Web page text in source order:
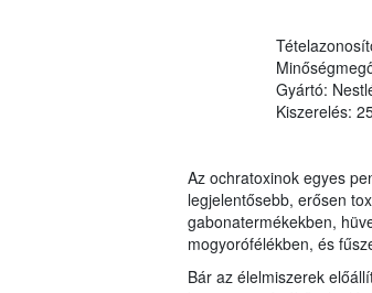
Gyártó:
Kiszerelés:
Az ochratoxinok egyes
legjelentősebb, erősen
gabonatermékekben,
mogyorófélékben, és
Bár az élelmiszerek